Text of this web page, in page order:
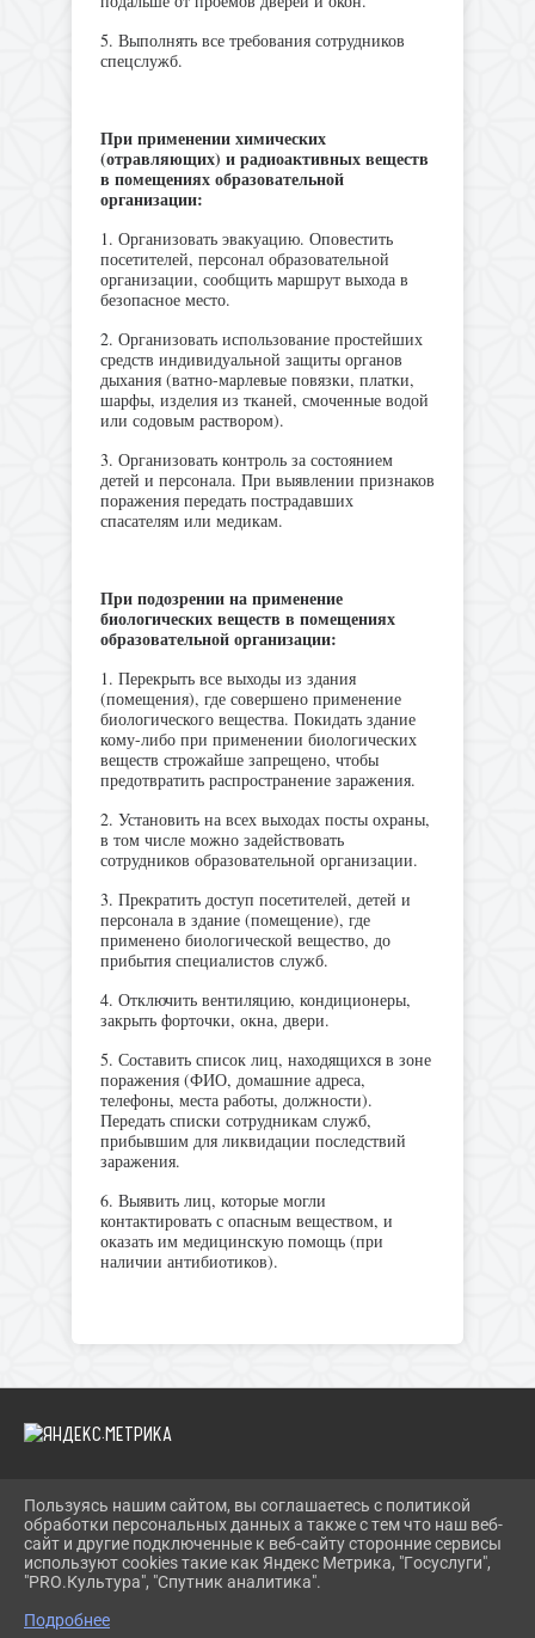
5. Выполнять все требования сотрудников
спецслужб.
При применении химических
(отравляющих) и радиоактивных веществ
в помещениях образовательной
организации:
1. Организовать эвакуацию. Оповестить
посетителей, персонал образовательной
организации, сообщить маршрут выхода в
безопасное место.
2. Организовать использование простейших
средств индивидуальной защиты органов
дыхания (ватно-марлевые повязки, платки,
шарфы, изделия из тканей, смоченные водой
или содовым раствором).
3. Организовать контроль за состоянием
детей и персонала. При выявлении признаков
поражения передать пострадавших
спасателям или медикам.
При подозрении на применение
биологических веществ в помещениях
образовательной организации:
1. Перекрыть все выходы из здания
(помещения), где совершено применение
биологического вещества. Покидать здание
кому-либо при применении биологических
веществ строжайше запрещено, чтобы
предотвратить распространение заражения.
2. Установить на всех выходах посты охраны,
в том числе можно задействовать
сотрудников образовательной организации.
3. Прекратить доступ посетителей, детей и
персонала в здание (помещение), где
применено биологической вещество, до
прибытия специалистов служб.
4. Отключить вентиляцию, кондиционеры,
закрыть форточки, окна, двери.
5. Составить список лиц, находящихся в зоне
поражения (ФИО, домашние адреса,
телефоны, места работы, должности).
Передать списки сотрудникам служб,
прибывшим для ликвидации последствий
заражения.
6. Выявить лиц, которые могли
контактировать с опасным веществом, и
оказать им медицинскую помощь (при
наличии антибиотиков).
2026 Г. BIBLIOYAIVA.RU
ВХОД
КАРТА САЙТА
ПОЛИТИКА ОБРАБОТКИ ПЕРСОНАЛЬНЫХ ДАННЫХ
СДЕЛАНО НА KUBCMS
Пользуясь нашим сайтом, вы соглашаетесь с политикой
обработки персональных данных а также с тем что наш веб-
сайт и другие подключенные к веб-сайту сторонние сервисы
используют cookies такие как Яндекс Метрика, "Госуслуги",
"PRO.Культура", "Спутник аналитика".
Подробнее